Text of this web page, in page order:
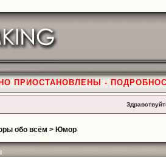
ПРИОСТАНОВЛЕНЫ -
обо всём > Юмор